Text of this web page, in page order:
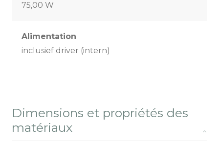
75,00 W
Alimentation
inclusief driver (intern)
Dimensions et propriétés des
matériaux